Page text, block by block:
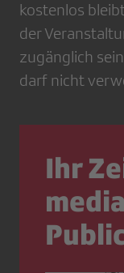
kostenlos
der
zugänglich
darf nicht
Ihr